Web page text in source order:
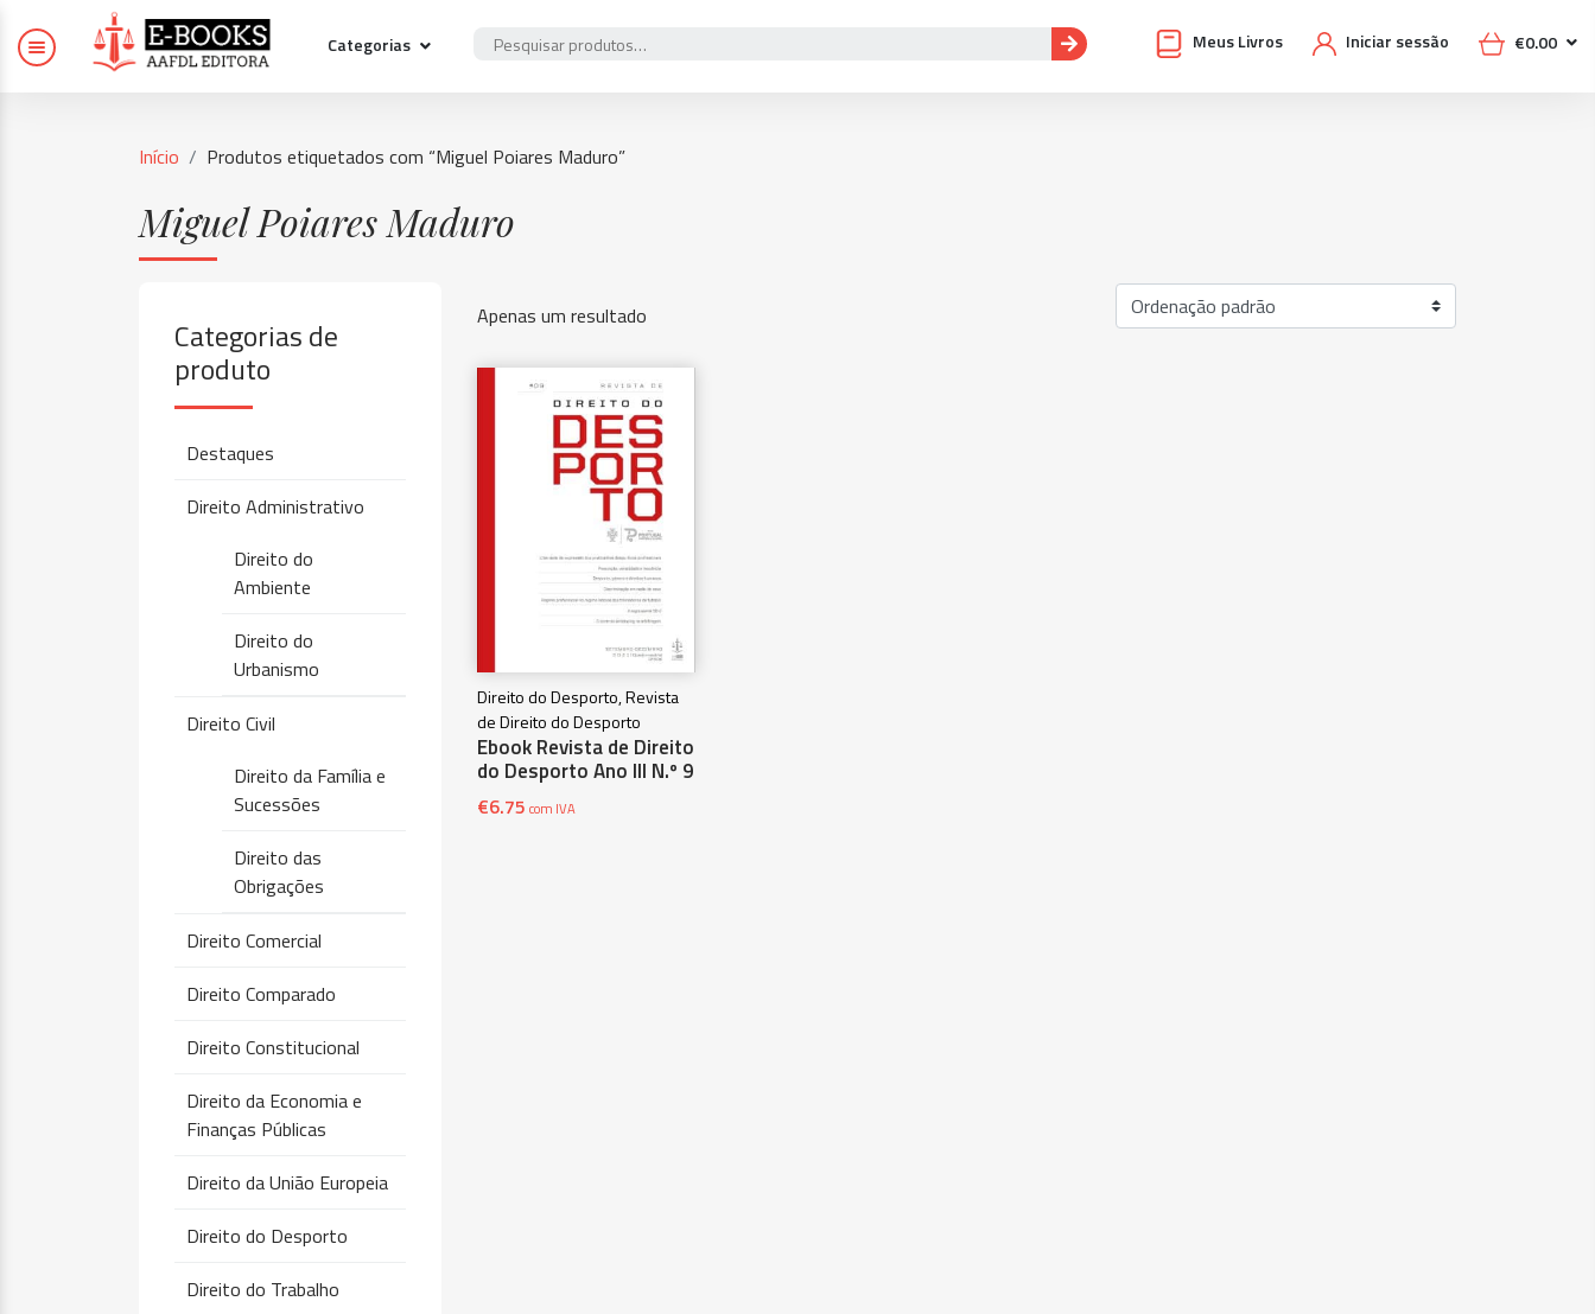
Categorias Meus Livros Iniciar sessão €0.00
Início Produtos etiquetados com “Miguel Poiares Maduro”
Miguel Poiares Maduro
Categorias de
produto
Destaques
Direito Administrativo
Direito do
Ambiente
Direito do
Urbanismo
Direito Civil
Direito da Família e
Sucessões
Direito das
Obrigações
Direito Comercial
Direito Comparado
Direito Constitucional
Direito da Economia e
Finanças Públicas
Direito da União Europeia
Direito do Desporto
Direito do Trabalho
Apenas um resultado
Direito do Desporto, Revista
de Direito do Desporto
Ebook Revista de Direito
do Desporto Ano III N.º 9
€6.75 com IVA